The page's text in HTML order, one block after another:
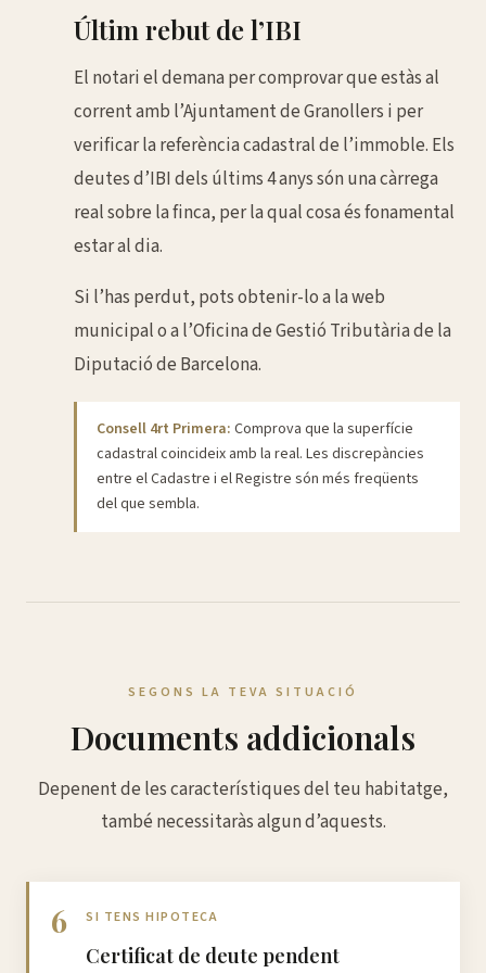
Últim rebut de l’IBI
El notari el demana per comprovar que estàs al
corrent amb l’Ajuntament de Granollers i per
verificar la referència cadastral de l’immoble. Els
deutes d’IBI dels últims 4 anys són una càrrega
real sobre la finca, per la qual cosa és fonamental
estar al dia.
Si l’has perdut, pots obtenir-lo a la web
municipal o a l’Oficina de Gestió Tributària de la
Diputació de Barcelona.
Consell 4rt Primera: Comprova que la superfície
cadastral coincideix amb la real. Les discrepàncies
entre el Cadastre i el Registre són més freqüents
del que sembla.
SEGONS LA TEVA SITUACIÓ
Documents addicionals
Depenent de les característiques del teu habitatge,
també necessitaràs algun d’aquests.
6 SI TENS HIPOTECA
Certificat de deute pendent